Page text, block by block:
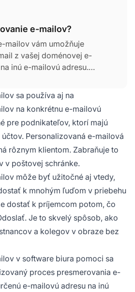
e-mailov?
mailov vám umožňuje
z vašej doménovej e-
inú e-mailovú adresu.
na
e-mailu na vašu
atď.
sa používa aj na
na konkrétnu e-mailovú
pre podnikateľov, ktorí majú
Personalizovaná e-mailová
rôznym klientom. Zabraňuje to
v poštovej schránke.
môže byť užitočné aj vtedy,
k mnohým ľuďom v priebehu
dostať k príjemcom potom, čo
Je to skvelý spôsob, ako
a kolegov v obraze bez
v software biura pomoci sa
proces presmerovania e-
e-mailovú adresu na inú